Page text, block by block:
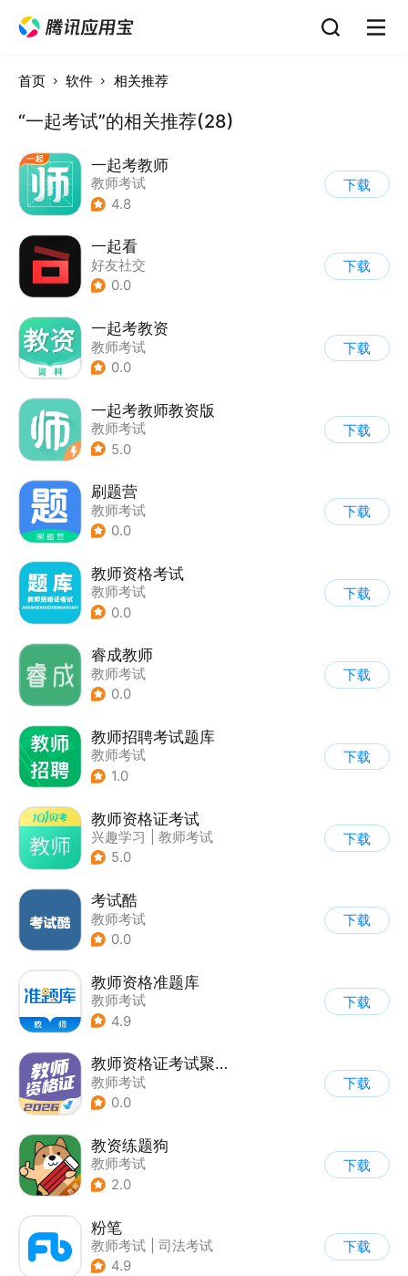
首页 软件 相关推荐
“一起考试”的相关推荐(28)
一起考教师
教师考试
4.8
下载
一起看
好友社交
0.0
下载
一起考教资
教师考试
0.0
下载
一起考教师教资版
教师考试
5.0
下载
刷题营
教师考试
0.0
下载
教师资格考试
教师考试
0.0
下载
睿成教师
教师考试
0.0
下载
教师招聘考试题库
教师考试
1.0
下载
教师资格证考试
兴趣学习
教师考试
5.0
下载
考试酷
教师考试
0.0
下载
教师资格准题库
教师考试
4.9
下载
教师资格证考试聚题库
教师考试
0.0
下载
教资练题狗
教师考试
2.0
下载
粉笔
教师考试
司法考试
| 公务员考试
4.9
下载